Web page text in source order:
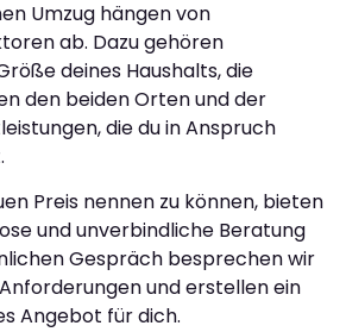
Umzug hängen von
ab. Dazu gehören
deines Haushalts, die
den beiden Orten und der
die du in Anspruch
Preis nennen zu können, bieten
und unverbindliche Beratung
Gespräch besprechen wir
und erstellen ein
Angebot für dich.